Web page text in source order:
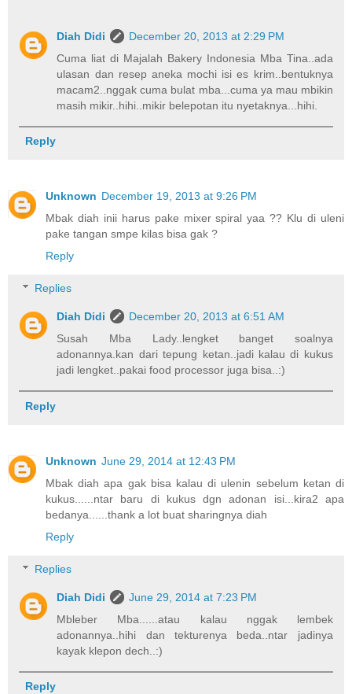
Diah Didi
December 20, 2013 at 2:29 PM
Cuma liat di Majalah Bakery Indonesia Mba Tina..ada
ulasan dan resep aneka mochi isi es krim..bentuknya
macam2..nggak cuma bulat mba...cuma ya mau mbikin
masih mikir..hihi..mikir belepotan itu nyetaknya...hihi.
Reply
Unknown December 19, 2013 at 9:26 PM
Mbak diah inii harus pake mixer spiral yaa ?? Klu di uleni
pake tangan smpe kilas bisa gak ?
Reply
Replies
Diah Didi
December 20, 2013 at 6:51 AM
Susah Mba Lady..lengket banget soalnya
adonannya.kan dari tepung ketan..jadi kalau di kukus
jadi lengket..pakai food processor juga bisa..:)
Reply
Unknown June 29, 2014 at 12:43 PM
Mbak diah apa gak bisa kalau di ulenin sebelum ketan di
kukus......ntar baru di kukus dgn adonan isi...kira2 apa
bedanya......thank a lot buat sharingnya diah
Reply
Replies
Diah Didi
June 29, 2014 at 7:23 PM
Mbleber Mba......atau kalau nggak lembek
adonannya..hihi dan tekturenya beda..ntar jadinya
kayak klepon dech..:)
Reply